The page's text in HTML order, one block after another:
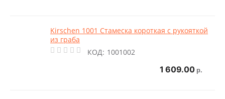
Kirschen 1001 Стамеска короткая с рукояткой
из граба
КОД: 1001002
1 609.00 р.